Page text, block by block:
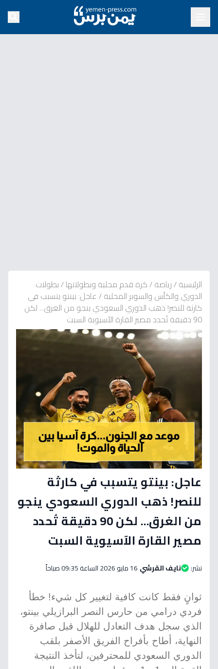
الرئيسية/رياضة/كرة قدم محلية وبطولاتها/بطولات
الدوري والكأس والسوبر المحلية/عاجل: بينتو يتسبب في
كارثة للنصر! ذهب الدوري السعودي ينجو من الغرق... لكن
90 دقيقة تُحدد مصير القارة الآسيوية السبت
عاجل: بينتو يتسبب في كارثة
للنصر! ذهب الدوري السعودي ينجو
من الغرق... لكن 90 دقيقة تُحدد
مصير القارة الآسيوية السبت
نشر: نايف القرشي 16 مايو 2026 الساعة 09:35 صباحاً
ثوانٍ فقط كانت كافية لتغيير كل شيء! خطأ
فردي درامي من حارس النصر البرازيلي بينتو،
الذي سجل هدف التعادل للهلال قبل صافرة
النهاية، أطاح بأفراح الفريق الأصفر بلقب
الدوري السعودي للمحترفين، لتأخذ النتيجة